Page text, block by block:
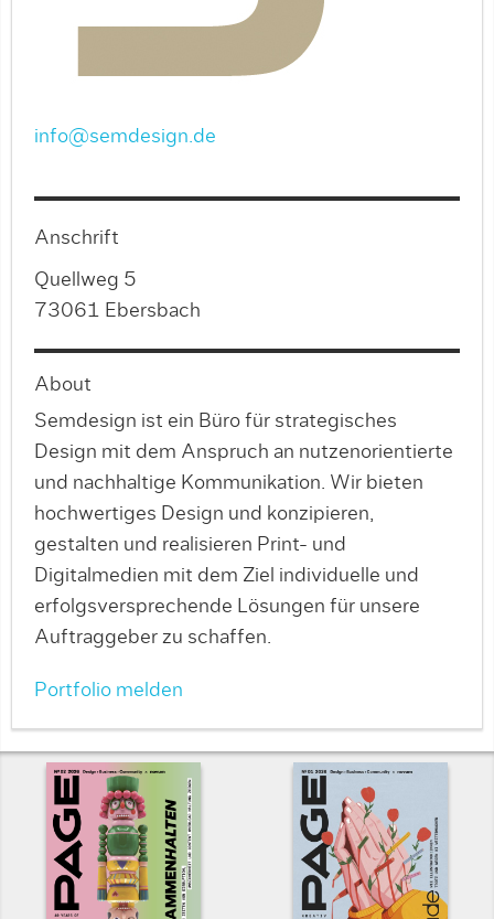
info@semdesign.de
Anschrift
Quellweg 5
73061 Ebersbach
About
Semdesign ist ein Büro für strategisches
Design mit dem Anspruch an nutzenorientierte
und nachhaltige Kommunikation. Wir bieten
hochwertiges Design und konzipieren,
gestalten und realisieren Print- und
Digitalmedien mit dem Ziel individuelle und
erfolgsversprechende Lösungen für unsere
Auftraggeber zu schaffen.
Portfolio melden